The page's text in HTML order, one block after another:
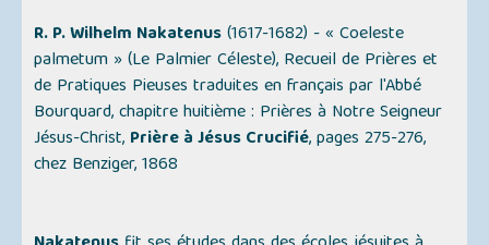
R. P. Wilhelm Nakatenus(1617-1682) -« Coeleste
palmetum » (Le Palmier Céleste), Recueil de Prières et
de Pratiques Pieuses traduites en français par l'Abbé
Bourquard, chapitre huitième : Prières à Notre Seigneur
Jésus-Christ, Prière à Jésus Crucifié, pages 275-276,
chez Benziger, 1868